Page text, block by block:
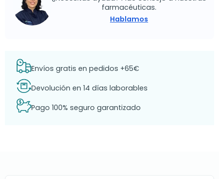
farmacéuticas.
Hablamos
Envíos gratis en pedidos +65€
Devolución en 14 días laborables
Pago 100% seguro garantizado